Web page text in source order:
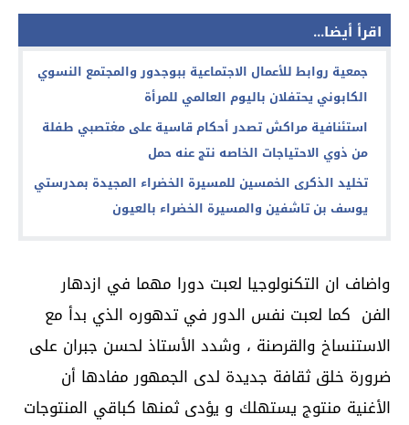
اقرأ أيضا...
جمعية روابط للأعمال الاجتماعية ببوجدور والمجتمع النسوي
الكابوني يحتفلان باليوم العالمي للمرأة
استئنافية مراكش تصدر أحكام قاسية على مغتصبي طفلة
من ذوي الاحتياجات الخاصه نتج عنه حمل
تخليد الذكرى الخمسين للمسيرة الخضراء المجيدة بمدرستي
يوسف بن تاشفين والمسيرة الخضراء بالعيون
واضاف ان التكنولوجيا لعبت دورا مهما في ازدهار
الفن كما لعبت نفس الدور في تدهوره الذي بدأ مع
الاستنساخ والقرصنة ، وشدد الأستاذ لحسن جبران على
ضرورة خلق ثقافة جديدة لدى الجمهور مفادها أن
الأغنية منتوج يستهلك و يؤدى ثمنها كباقي المنتوجات